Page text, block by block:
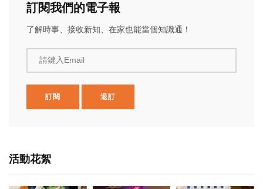
訂閱我們的電子報
了解時事、接收新知、在家也能當個知識通！
請鍵入Email
訂閱 退訂
活動花絮